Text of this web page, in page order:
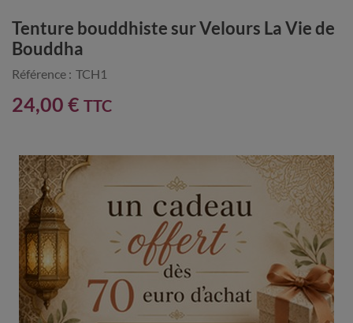
Tenture bouddhiste sur Velours La Vie de
Bouddha
Référence : TCH1
24,00 € TTC